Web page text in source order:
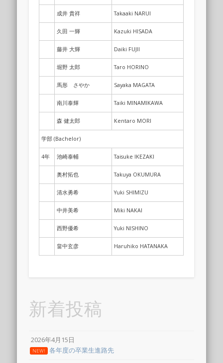
成井 貴祥 Takaaki NARUI
久田 一輝 Kazuki HISADA
藤井 大輝 Daiki FUJII
堀野 太郎 Taro HORINO
馬形 さやか Sayaka MAGATA
南川泰輝 Taiki MINAMIKAWA
森 健太郎 Kentaro MORI
学部 (Bachelor)
4年 池崎泰輔 Taisuke IKEZAKI
奥村拓也 Takuya OKUMURA
清水勇希 Yuki SHIMIZU
中井美希 Miki NAKAI
西野優希 Yuki NISHINO
畠中玄彦 Haruhiko HATANAKA
新着投稿
2026年4月15日
NEW! 各年度の卒業生進路先